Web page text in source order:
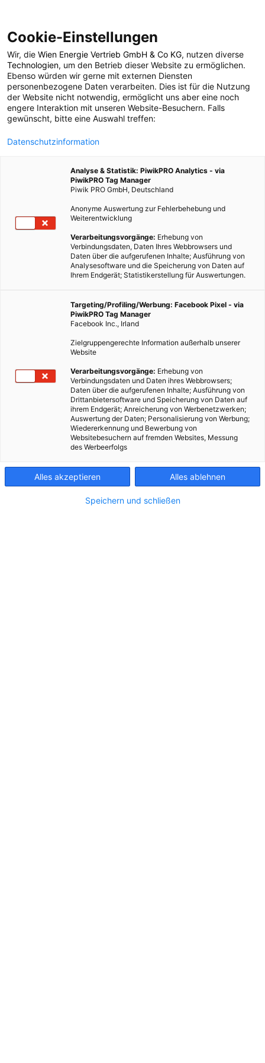
POSTS BY TAG
Tel Aviv
1 BEITRAG
Cookie-Einstellungen
Wir, die Wien Energie Vertrieb GmbH & Co KG, nutzen diverse
Technologien, um den Betrieb dieser Website zu ermöglichen.
Ebenso würden wir gerne mit externen Diensten
personenbezogene Daten verarbeiten. Dies ist für die Nutzung
der Website nicht notwendig, ermöglicht uns aber eine noch
engere Interaktion mit unseren Website-Besuchern. Falls
gewünscht, bitte eine Auswahl treffen:
Datenschutzinformation
Analyse & Statistik: PiwikPRO Analytics - via
PiwikPRO Tag Manager
Piwik PRO GmbH, Deutschland
Anonyme Auswertung zur Fehlerbehebung und
Weiterentwicklung
Verarbeitungsvorgänge: Erhebung von
Verbindungsdaten, Daten Ihres Webbrowsers und
Daten über die aufgerufenen Inhalte; Ausführung von
Analysesoftware und die Speicherung von Daten auf
Ihrem Endgerät; Statistikerstellung für Auswertungen.
Targeting/Profiling/Werbung: Facebook Pixel - via
PiwikPRO Tag Manager
Facebook Inc., Irland
Zielgruppengerechte Information außerhalb unserer
Website
Verarbeitungsvorgänge: Erhebung von
Verbindungsdaten und Daten ihres Webbrowsers;
Daten über die aufgerufenen Inhalte; Ausführung von
Drittanbietersoftware und Speicherung von Daten auf
ihrem Endgerät; Anreicherung von Werbenetzwerken;
Auswertung der Daten; Personalisierung von Werbung;
Wiedererkennung und Bewerbung von
Websitebesuchern auf fremden Websites, Messung
des Werbeerfolgs
Alles akzeptieren Alles ablehnen
Speichern und schließen